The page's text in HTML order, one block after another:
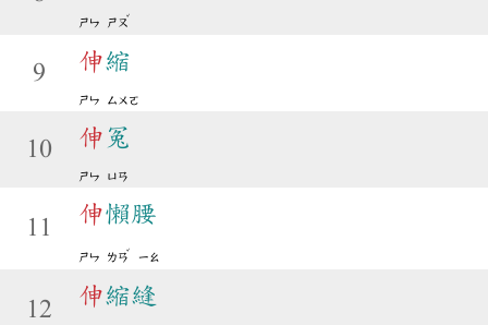
ㄕㄣ ㄕㄡ
ˇ
9 伸縮
ㄕㄣ ㄙㄨㄛ
10 伸 冤
ㄕㄣ ㄩㄢ
11
伸懶腰
ㄕㄣ ㄌㄢ
ˇ
ㄧㄠ
12
伸縮縫